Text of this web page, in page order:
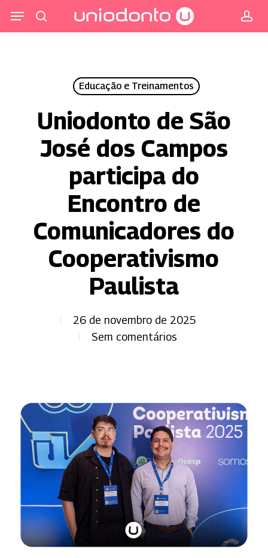
para
Menu
Educação e Treinamentos
Uniodonto de São
José dos Campos
participa do
Encontro de
Comunicadores do
Cooperativismo
Paulista
26 de novembro de 2025
Sem comentários